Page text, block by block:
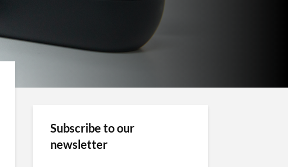
Subscribe to our
newsletter